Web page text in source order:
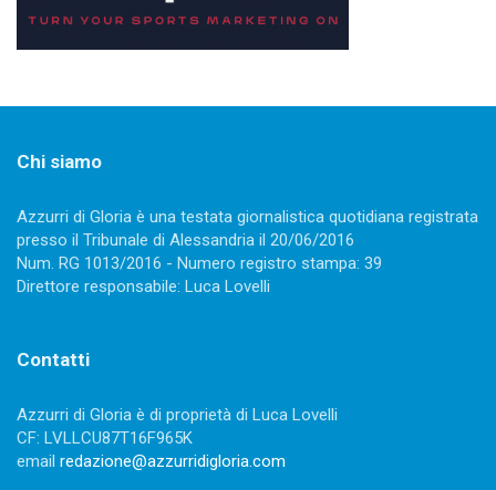
Chi siamo
Azzurri di Gloria è una testata giornalistica quotidiana registrata
presso il Tribunale di Alessandria il 20/06/2016
Num. RG 1013/2016 - Numero registro stampa: 39
Direttore responsabile: Luca Lovelli
Contatti
Azzurri di Gloria è di proprietà di Luca Lovelli
CF: LVLLCU87T16F965K
email redazione@azzurridigloria.com